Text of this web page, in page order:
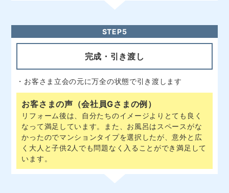
完成・引き渡し
・お客さま立会の元に万全の状態で引き渡します
お客さまの声（会社員Gさまの例）
リフォーム後は、自分たちのイメージよりとても良く
なって満足しています。また、お風呂はスペースがな
かったのでマンションタイプを選択したが、意外と広
く大人と子供2人でも問題なく入ることができ満足して
います。